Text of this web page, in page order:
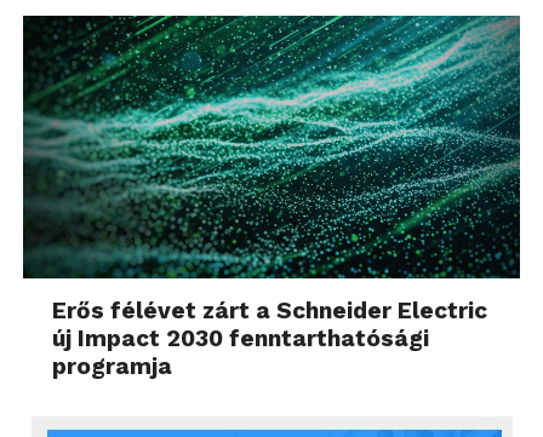
Erős félévet zárt a Schneider Electric
új Impact 2030 fenntarthatósági
programja